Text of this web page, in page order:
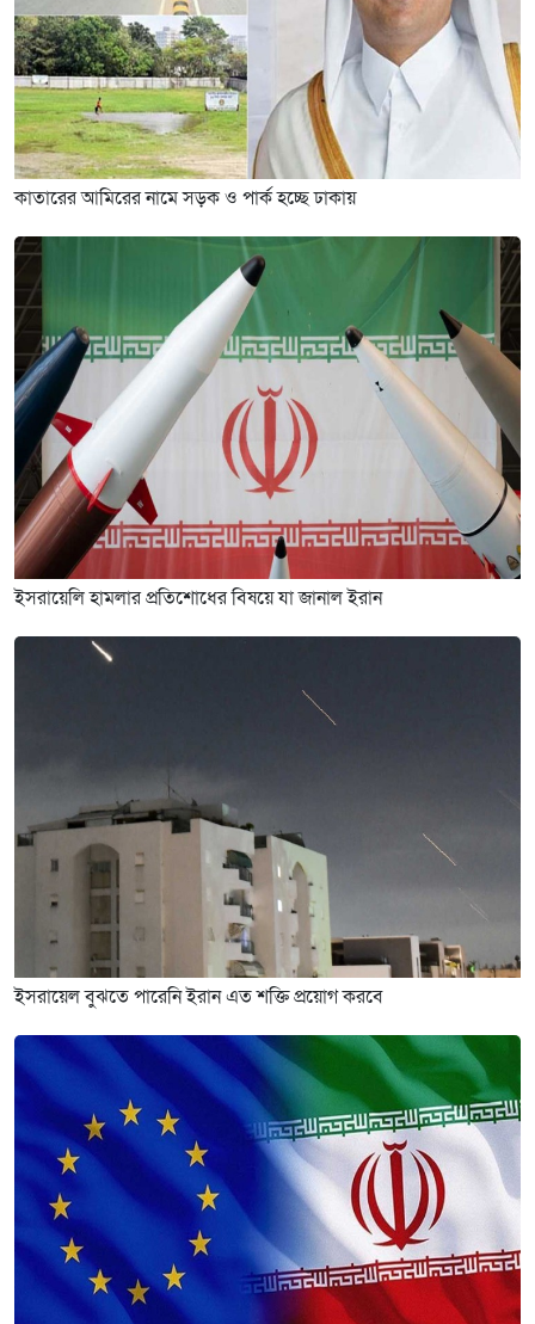
কাতারের আমিরের নামে সড়ক ও পার্ক হচ্ছে ঢাকায়
ইসরায়েলি হামলার প্রতিশোধের বিষয়ে যা জানাল ইরান
ইসরায়েল বুঝতে পারেনি ইরান এত শক্তি প্রয়োগ করবে